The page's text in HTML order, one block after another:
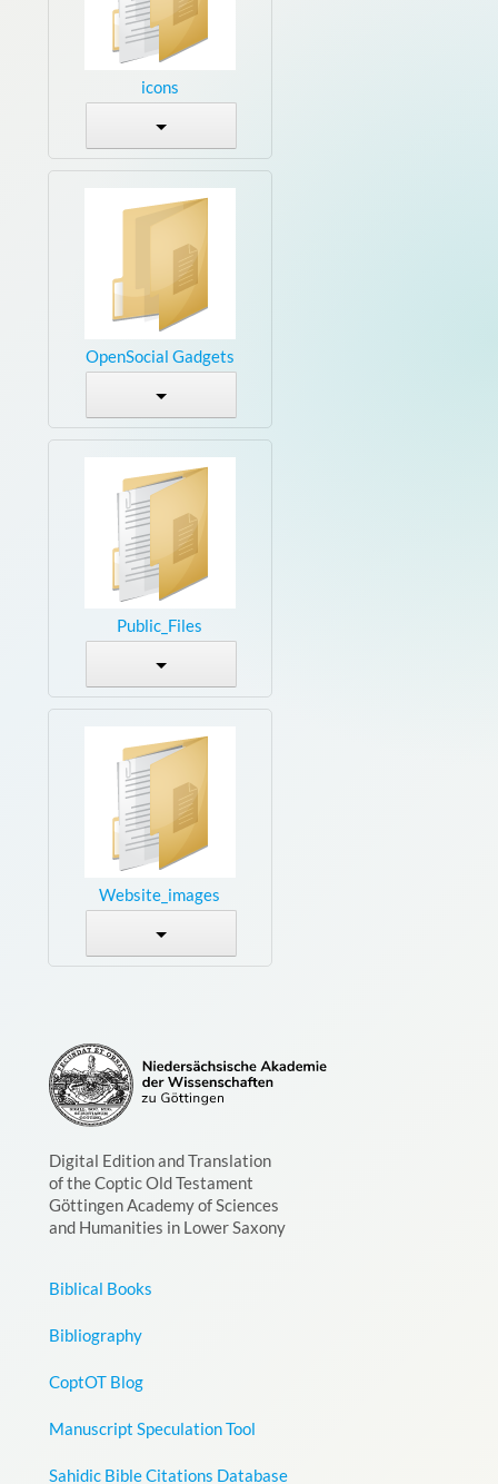
icons
OpenSocial Gadgets
Public_Files
Website_images
Digital Edition and Translation
of the Coptic Old Testament
Göttingen Academy of Sciences
and Humanities in Lower Saxony
Biblical Books
Bibliography
CoptOT Blog
Manuscript Speculation Tool
Sahidic Bible Citations Database